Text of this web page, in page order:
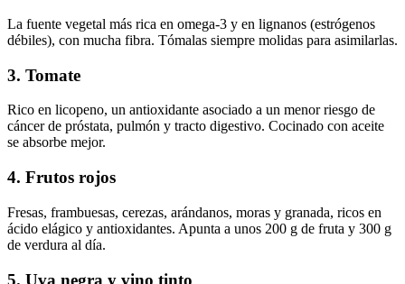
La fuente vegetal más rica en omega-3 y en lignanos (estrógenos
débiles), con mucha fibra. Tómalas siempre molidas para asimilarlas.
3. Tomate
Rico en licopeno, un antioxidante asociado a un menor riesgo de
cáncer de próstata, pulmón y tracto digestivo. Cocinado con aceite
se absorbe mejor.
4. Frutos rojos
Fresas, frambuesas, cerezas, arándanos, moras y granada, ricos en
ácido elágico y antioxidantes. Apunta a unos 200 g de fruta y 300 g
de verdura al día.
5. Uva negra y vino tinto